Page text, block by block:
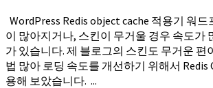
WordPress Redis object cache 적용기 워
이 많아지거나, 스킨이 무거울 경우 속도가
가 있습니다. 제 블로그의 스킨도 무거운 편
법 많아 로딩 속도를 개선하기 위해서 Redis
용해 보았습니다. ...